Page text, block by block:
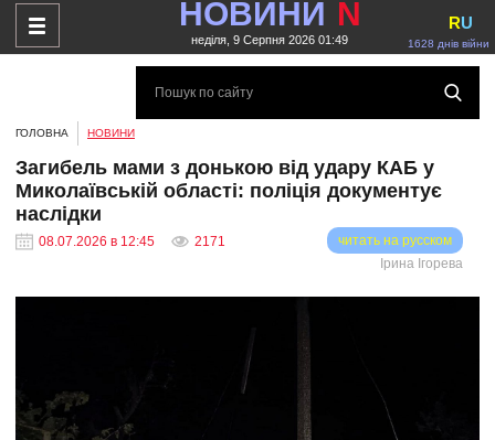
НОВИНИ N
неділя, 9 Серпня 2026 01:49 1628 днів війни
RU
ГОЛОВНА НОВИНИ
Загибель мами з донькою від удару КАБ у
Миколаївській області: поліція документує
наслідки
08.07.2026 в 12:45 2171
читать на русском
Ірина Ігорева